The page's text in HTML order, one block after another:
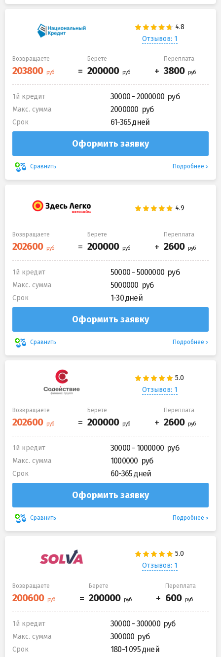
Отзывов: 1
Возвращаете Берете Переплата
1й кредит 30000 - 2000000
Макс. сумма 2000000
Срок 61-365 дней
Оформить заявку
Сравнить Подробнее
Возвращаете Берете Переплата
1й кредит 50000 - 5000000
Макс. сумма 5000000
Срок 1-30 дней
Оформить заявку
Сравнить Подробнее
Отзывов: 1
Возвращаете Берете Переплата
1й кредит 30000 - 1000000
Макс. сумма 1000000
Срок 60-365 дней
Оформить заявку
Сравнить Подробнее
Отзывов: 1
Возвращаете Берете Переплата
1й кредит 30000 - 300000
Макс. сумма 300000
Срок 180-1 095 дней